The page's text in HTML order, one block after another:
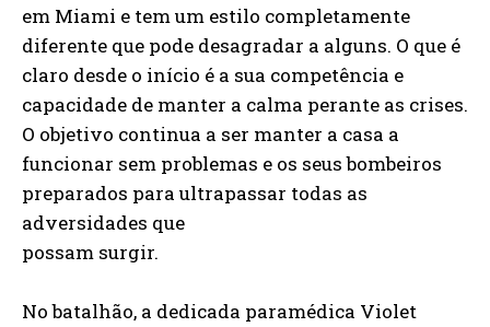
em Miami e tem um estilo completamente
diferente que pode desagradar a alguns. O que é
claro desde o início é a sua competência e
capacidade de manter a calma perante as crises.
O objetivo continua a ser manter a casa a
funcionar sem problemas e os seus bombeiros
preparados para ultrapassar todas as
adversidades que
possam surgir.
No batalhão, a dedicada paramédica Violet